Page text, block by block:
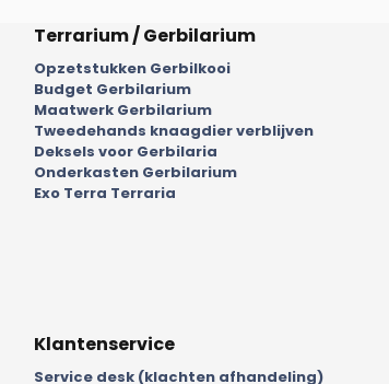
Terrarium / Gerbilarium
Opzetstukken Gerbilkooi
Budget Gerbilarium
Maatwerk Gerbilarium
Tweedehands knaagdier verblijven
Deksels voor Gerbilaria
Onderkasten Gerbilarium
Exo Terra Terraria
Klantenservice
Service desk (klachten afhandeling)